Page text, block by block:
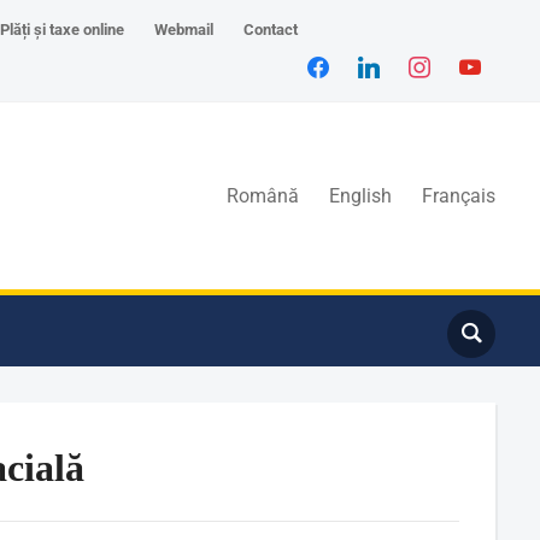
Plăți și taxe online Webmail Contact
Română English Français